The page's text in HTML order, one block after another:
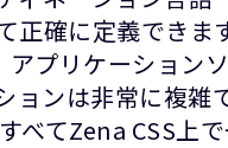
確に定義できます
プリケーション
ョンは非常に複雑
てZena CSS上で